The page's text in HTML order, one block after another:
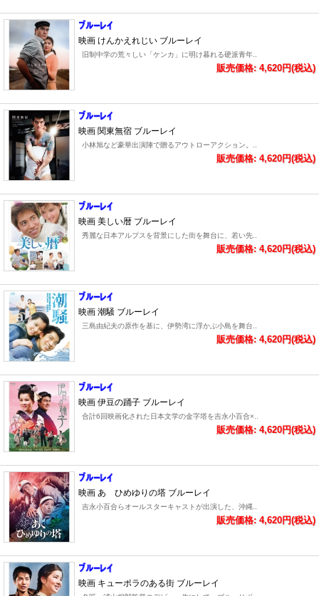
映画 けんかえれじい ブルーレイ
旧制中学の荒々しい「ケンカ」に明け暮れる硬派青年..
販売価格: 4,620円(税込)
映画 関東無宿 ブルーレイ
小林旭など豪華出演陣で贈るアウトローアクション。..
販売価格: 4,620円(税込)
映画 美しい暦 ブルーレイ
秀麗な日本アルプスを背景にした街を舞台に、若い先..
販売価格: 4,620円(税込)
映画 潮騒 ブルーレイ
三島由紀夫の原作を基に、伊勢湾に浮かぶ小島を舞台..
販売価格: 4,620円(税込)
映画 伊豆の踊子 ブルーレイ
合計6回映画化された日本文学の金字塔を吉永小百合×..
販売価格: 4,620円(税込)
映画 あゝひめゆりの塔 ブルーレイ
吉永小百合らオールスターキャストが出演した、沖縄..
販売価格: 4,620円(税込)
映画 キューポラのある街 ブルーレイ